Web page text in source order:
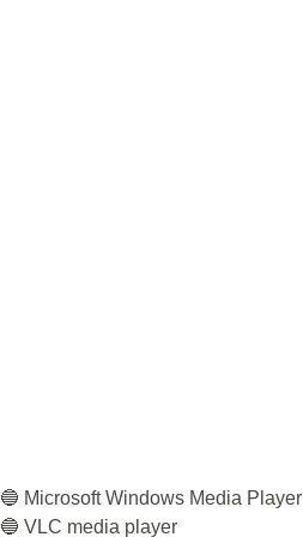
🔵 Microsoft Windows Media Player
🔵 VLC media player